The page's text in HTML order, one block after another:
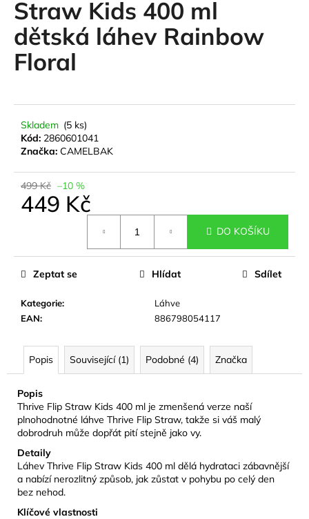
Straw Kids 400 ml
dětská láhev Rainbow
Floral
Skladem (5 ks)
Kód: 2860601041
Značka: CAMELBAK
499 Kč –10 %
449 Kč
DO KOŠÍKU
Kategorie:
Láhve
EAN: 886798054117
Zeptat se Hlídat Sdílet
Popis Související (1) Podobné (4) Značka
Popis
Thrive Flip Straw Kids 400 ml je zmenšená verze naší
plnohodnotné láhve Thrive Flip Straw, takže si váš malý
dobrodruh může dopřát pití stejně jako vy.
Detaily
Láhev Thrive Flip Straw Kids 400 ml dělá hydrataci zábavnější
a nabízí nerozlitný způsob, jak zůstat v pohybu po celý den
bez nehod.
Klíčové vlastnosti
a
j
í
t
o
u
u
m
e
CAMELBAK
EDDY+
KIDS
400
ML
DĚTSKÁ
LÁHEV
SHARKS